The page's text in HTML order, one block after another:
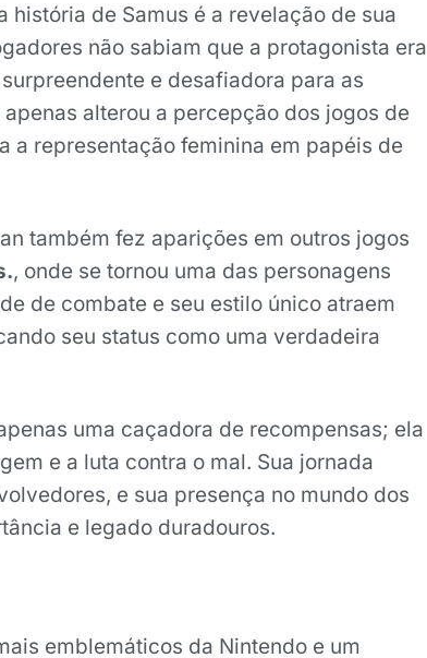
de Samus é a revelação de sua
não sabiam que a protagonista era
e desafiadora para as
alterou a percepção dos jogos de
a representação feminina em papéis de
também fez aparições em outros jogos
, onde se tornou uma das personagens
de combate e seu estilo único atraem
seu status como uma verdadeira
uma caçadora de recompensas; ela
e a luta contra o mal. Sua jornada
e sua presença no mundo dos
e legado duradouros.
emblemáticos da Nintendo e um